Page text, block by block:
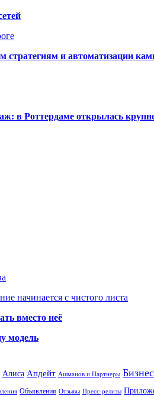
стратегиям и автоматизации
в Роттердаме открылась
начинается с чистого листа
вместо неё
модель
Алиса Апдейт Ашманов и Партнеры Бизнес
Объявления Отзывы Пресс-релизы